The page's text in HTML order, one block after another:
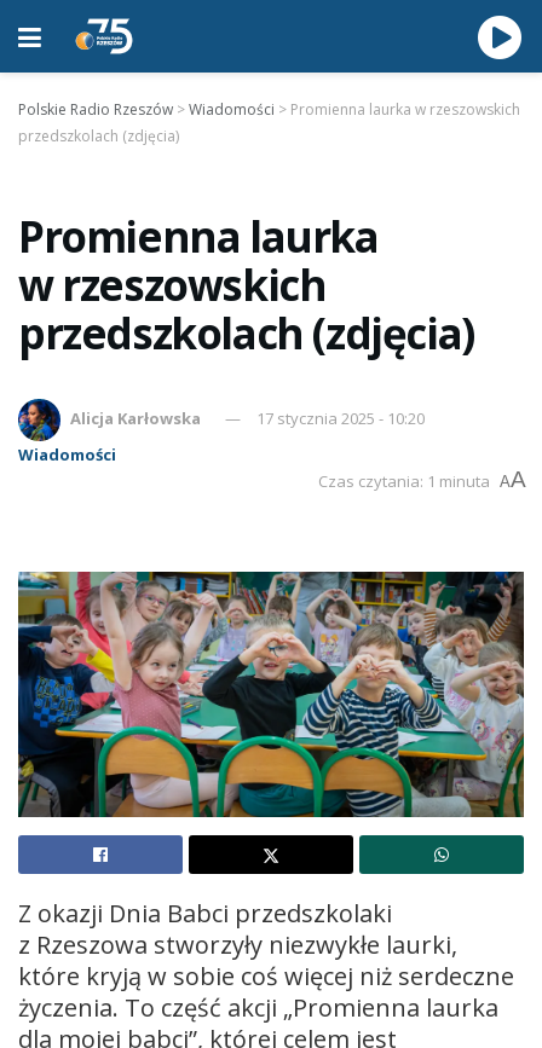
Polskie Radio Rzeszów >Wiadomości > Promienna laurka w rzeszowskich
przedszkolach (zdjęcia)
Promienna laurka
w rzeszowskich
przedszkolach (zdjęcia)
Alicja Karłowska
17 stycznia 2025 - 10:20
Wiadomości
Czas czytania: 1 minuta AA
Z okazji Dnia Babci przedszkolaki
z Rzeszowa stworzyły niezwykłe laurki,
które kryją w sobie coś więcej niż serdeczne
życzenia. To część akcji „Promienna laurka
dla mojej babci”, której celem jest